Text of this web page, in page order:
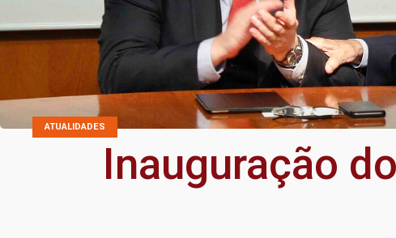
ATUALIDADES
Inauguração